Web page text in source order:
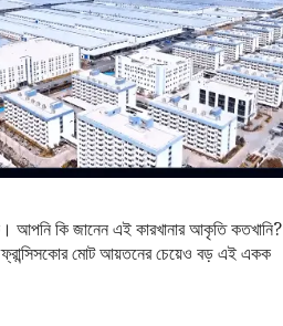
আপনি কি জানেন এই কারখানার আকৃতি কতখানি?
ফ্রান্সিসকোর মোট আয়তনের চেয়েও বড় এই একক